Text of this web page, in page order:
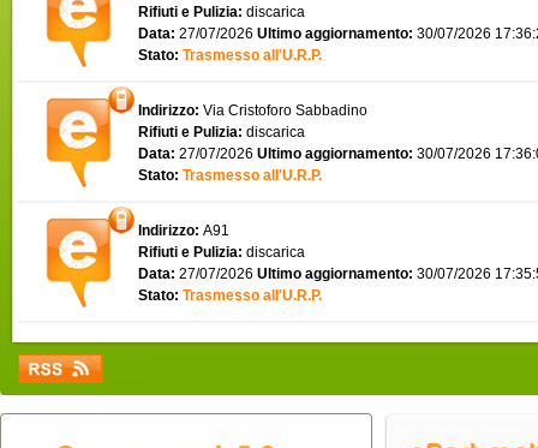
Rifiuti e Pulizia: discarica
Data: 27/07/2026 Ultimo aggiornamento: 30/07/2026
Stato: Trasmesso all'U.R.P.
Indirizzo: Via Cristoforo Sabbadino
Rifiuti e Pulizia: discarica
Data: 27/07/2026 Ultimo aggiornamento: 30/07/2026
Stato: Trasmesso all'U.R.P.
Indirizzo: A91
Rifiuti e Pulizia: discarica
Data: 27/07/2026 Ultimo aggiornamento: 30/07/2026
Stato: Trasmesso all'U.R.P.